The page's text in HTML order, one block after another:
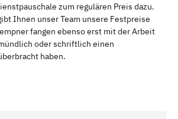
zum regulären Preis dazu.
Ihnen unser Team unsere Festpreise
fangen ebenso erst mit der Arbeit
oder schriftlich einen
haben.